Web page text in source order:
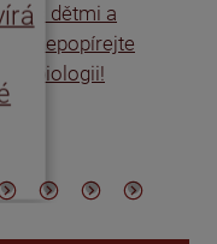
s dětmi a
nepopírejte
biologii!